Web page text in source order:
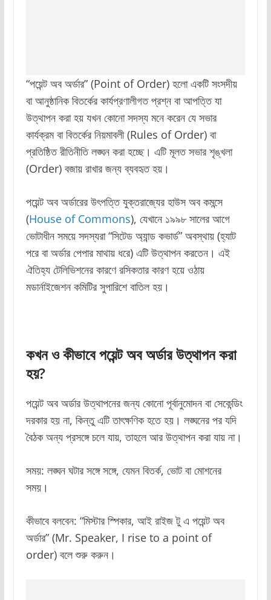
“পয়েন্ট অব অর্ডার” (Point of Order) হলো একটি সংসদীয়
বা আনুষ্ঠানিক বিতর্কের কার্যপ্রণালীগত প্রশ্ন বা আপত্তি যা
উত্থাপন করা হয় যখন কোনো সদস্য মনে করেন যে সভার
কার্যক্রম বা বিতর্কের নিয়মাবলী (Rules of Order) বা
প্রতিষ্ঠিত রীতিনীতি লঙ্ঘন করা হচ্ছে। এটি মূলত সভার শৃঙ্খলা
(Order) বজায় রাখার জন্য ব্যবহৃত হয়।
পয়েন্ট অব অর্ডারের উৎপত্তি যুক্তরাজ্যের হাউস অব কমন্সে
(House of Commons), যেখানে ১৯৯৮ সালের আগে
ভোটাধীন সময়ে সদস্যরা “সিটেড অ্যান্ড কভার্ড” অবস্থায় (হ্যাট
পরে বা অর্ডার পেপার মাথায় ধরে) এটি উত্থাপন করতেন। এই
ঐতিহ্য টেলিভিশনের কারণে রসিকতার কারণ হয়ে ওঠায়
মডার্নাইজেশন কমিটির সুপারিশে বাতিল হয়।
কখনওকীভাবেপয়েন্টঅবঅর্ডারউত্থাপনকরা
হয়?
পয়েন্ট অব অর্ডার উত্থাপনের জন্য কোনো পূর্বানুমোদন বা সেকেন্ডিং
দরকার হয় না, কিন্তু এটি তাৎক্ষণিক হতে হয়। লঙ্ঘনের পর যদি
বৈঠক অন্য প্রসঙ্গে চলে যায়, তাহলে আর উত্থাপন করা যায় না।
সময়: লঙ্ঘন ঘটার সঙ্গে সঙ্গে, যেমন বিতর্ক, ভোট বা মোশনের
সময়।
কীভাবে বলবেন: “মিস্টার স্পিকার, আই রাইজ টু এ পয়েন্ট অব
অর্ডার” (Mr. Speaker, I rise to a point of
order) বলে শুরু করুন।